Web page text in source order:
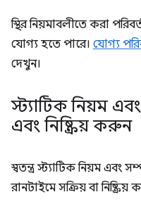
স্থির নিয়মাবলীতে করা
যোগ্য হতে পারে। যোগ্য
দেখুন।
স্ট্যাটিক নিয়ম
এবং নিষ্ক্রিয় করুন
স্বতন্ত্র স্ট্যাটিক নিয়ম এবং
রানটাইমে সক্রিয় বা নিষ্ক্রিয়